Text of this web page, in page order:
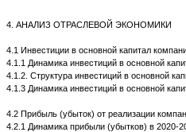
4. АНАЛИЗ ОТРАСЛЕВОЙ ЭКОНОМИКИ
4.1 Инвестиции в основной капитал
4.1.1 Динамика инвестиций в основной
4.1.2. Структура инвестиций в основной
4.1.3 Динамика инвестиций в основной
4.2 Прибыль (убыток) от реализации
4.2.1 Динамика прибыли (убытков) в 2020-